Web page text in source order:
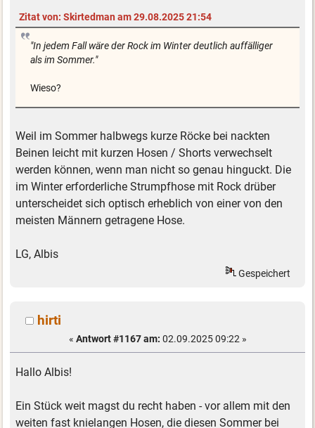
Zitat von: Skirtedman am 29.08.2025 21:54
"In jedem Fall wäre der Rock im Winter deutlich auffälliger
als im Sommer."
Wieso?
Weil im Sommer halbwegs kurze Röcke bei nackten
Beinen leicht mit kurzen Hosen / Shorts verwechselt
werden können, wenn man nicht so genau hinguckt. Die
im Winter erforderliche Strumpfhose mit Rock drüber
unterscheidet sich optisch erheblich von einer von den
meisten Männern getragene Hose.
LG, Albis
Gespeichert
hirti
« Antwort #1167 am: 02.09.2025 09:22 »
Hallo Albis!
Ein Stück weit magst du recht haben - vor allem mit den
weiten fast knielangen Hosen, die diesen Sommer bei